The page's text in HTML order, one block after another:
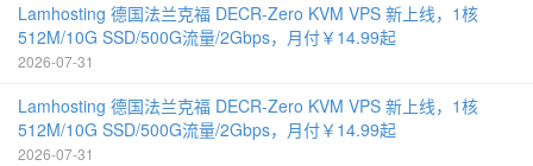
Lamhosting 德国法兰克福 DECR-Zero KVM VPS 新上线，1核
512M/10G SSD/500G流量/2Gbps，月付￥14.99起
2026-07-31
Lamhosting 德国法兰克福 DECR-Zero KVM VPS 新上线，1核
512M/10G SSD/500G流量/2Gbps，月付￥14.99起
2026-07-31